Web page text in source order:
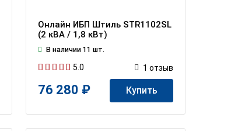
Онлайн ИБП Штиль STR1102SL
(2 кВА / 1,8 кВт)
В наличии 11 шт.
5.0 1 отзыв
76 280 ₽ Купить